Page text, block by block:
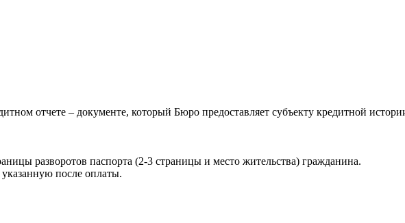
отчете – документе, который Бюро предоставляет субъекту кредитной
разворотов паспорта (2-3 страницы и место жительства) гражданина.
после оплаты.